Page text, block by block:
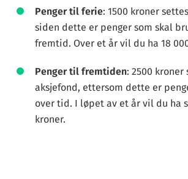
Penger til ferie: 1500 kroner
siden dette er penger som skal
fremtid. Over et år vil du ha 18
Penger til fremtiden: 2500
aksjefond, ettersom dette er
over tid. I løpet av et år vil du ha
kroner.